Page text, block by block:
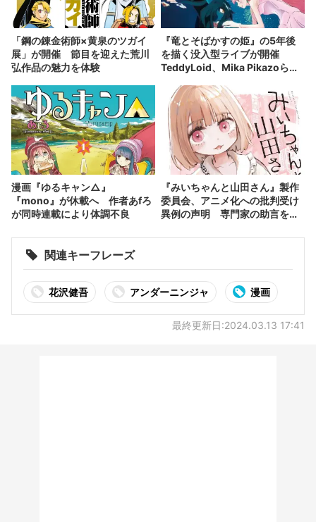
「鋼の錬金術師×黄泉のツガイ
展」が開催 節目を迎えた荒川
弘作品の魅力を体験
『竜とそばかすの姫』の5年後
を描く没入型ライブが開催
TeddyLoid、Mika Pikazoら参
漫画『ゆるキャン△』
『mono』が休載へ 作者あfろ
が同時連載により体調不良
『みいちゃんと山田さん』製作
委員会、アニメ化への批判受け
異例の声明 専門家の助言を得
関連キーフレーズ
花沢健吾 アンダーニンジャ 漫画
最終更新日:2024.03.13 17:41